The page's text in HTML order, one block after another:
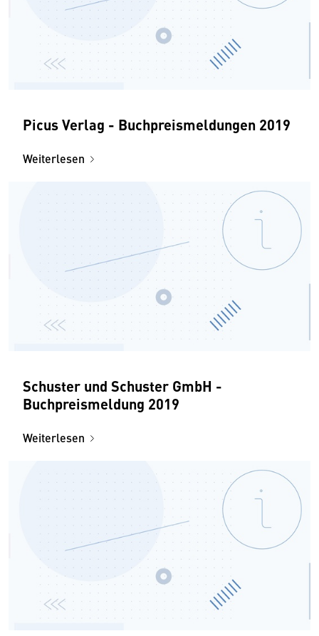
Picus Verlag - Buchpreismeldungen 2019
Weiterlesen
Schuster und Schuster GmbH -
Buchpreismeldung 2019
Weiterlesen